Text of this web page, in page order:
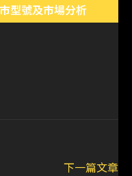
型號及市場分析
下一篇文章